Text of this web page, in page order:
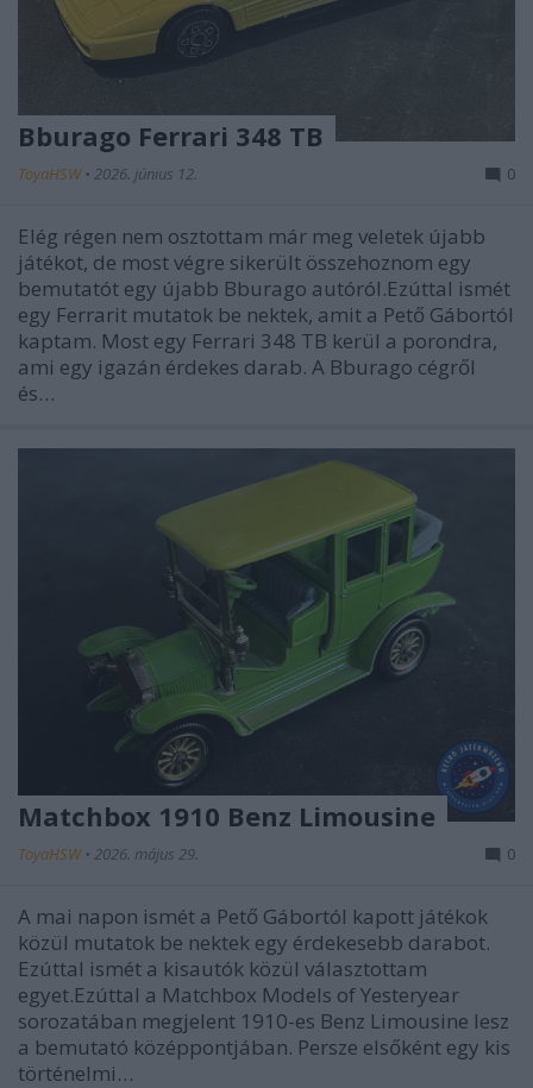
Bburago Ferrari 348 TB
ToyaHSW • 2026. június 12. 0
Elég régen nem osztottam már meg veletek újabb
játékot, de most végre sikerült összehoznom egy
bemutatót egy újabb Bburago autóról.Ezúttal ismét
egy Ferrarit mutatok be nektek, amit a Pető Gábortól
kaptam. Most egy Ferrari 348 TB kerül a porondra,
ami egy igazán érdekes darab. A Bburago cégről
és…
Matchbox 1910 Benz Limousine
ToyaHSW • 2026. május 29. 0
A mai napon ismét a Pető Gábortól kapott játékok
közül mutatok be nektek egy érdekesebb darabot.
Ezúttal ismét a kisautók közül választottam
egyet.Ezúttal a Matchbox Models of Yesteryear
sorozatában megjelent 1910-es Benz Limousine lesz
a bemutató középpontjában. Persze elsőként egy kis
történelmi…